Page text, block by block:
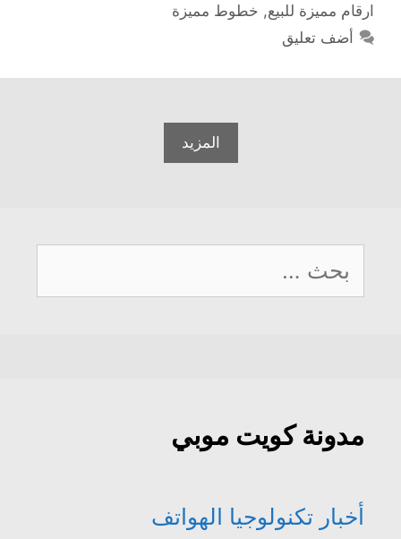
ارقام مميزة للبيع, خطوط مميزة
أضف تعليق
المزيد
عن:
مدونة كويت موبي
أخبار تكنولوجيا الهواتف